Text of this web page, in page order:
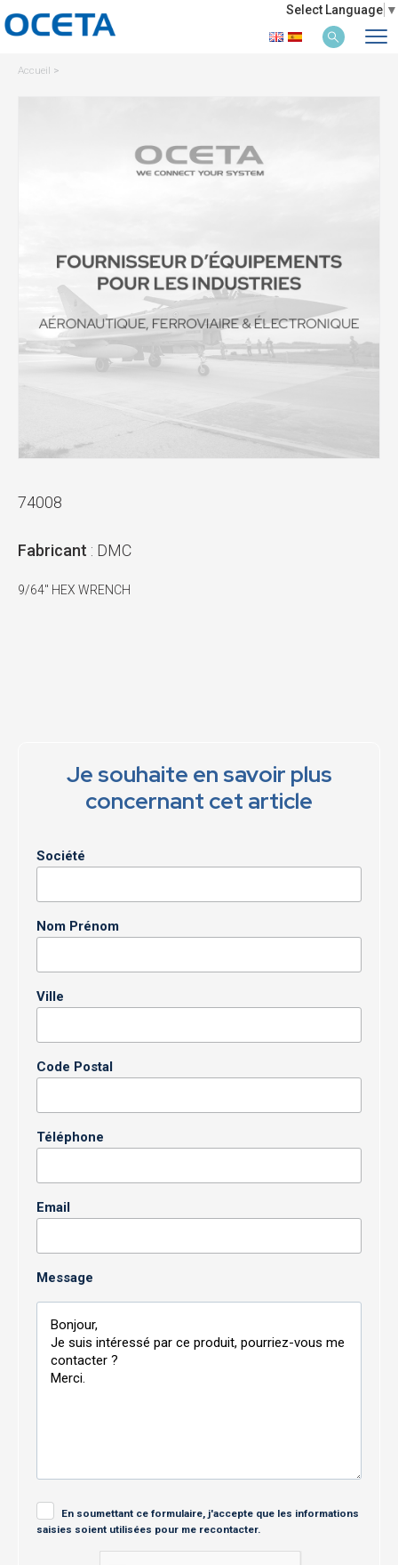
Select Language ▼
Accueil >
74008
Fabricant : DMC
9/64" HEX WRENCH
Je souhaite en savoir plus
concernant cet article
Société
Nom Prénom
Ville
Code Postal
Téléphone
Email
Message
En soumettant ce formulaire, j'accepte que les informations
saisies soient utilisées pour me recontacter.